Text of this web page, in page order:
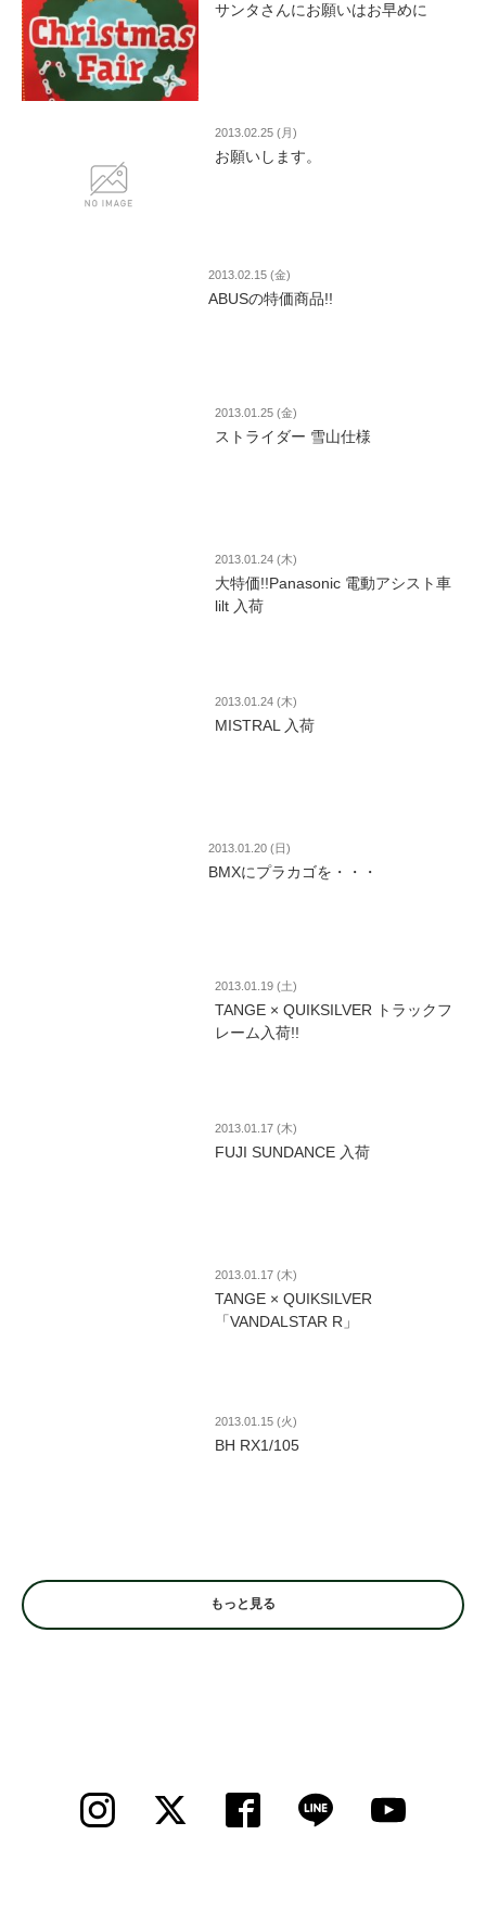
サンタさんにお願いはお早めに
2013.02.25 (月)
お願いします。
2013.02.15 (金)
ABUSの特価商品!!
2013.01.25 (金)
ストライダー 雪山仕様
2013.01.24 (木)
大特価!!Panasonic 電動アシスト車
lilt 入荷
2013.01.24 (木)
MISTRAL 入荷
2013.01.20 (日)
BMXにプラカゴを・・・
2013.01.19 (土)
TANGE × QUIKSILVER トラックフ
レーム入荷!!
2013.01.17 (木)
FUJI SUNDANCE 入荷
2013.01.17 (木)
TANGE × QUIKSILVER
「VANDALSTAR R」
2013.01.15 (火)
BH RX1/105
もっと見る